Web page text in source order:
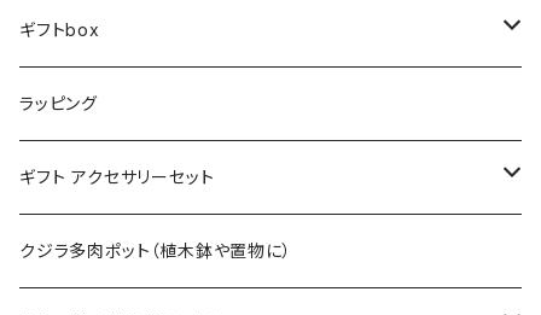
ギフトbox
Lサイズ
Mサイズ
Sサイズ
ラッピング
ギフト アクセサリーセット
flower
クジラ多肉ポット（植木鉢や置物に）